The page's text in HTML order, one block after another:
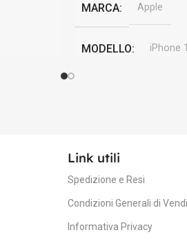
MARCA Apple
MODELLO iPhone
SISTEMA OPERATIVO
12 GB
Link utili
Spedizione e Resi
Condizioni Generali di
Informativa Privacy